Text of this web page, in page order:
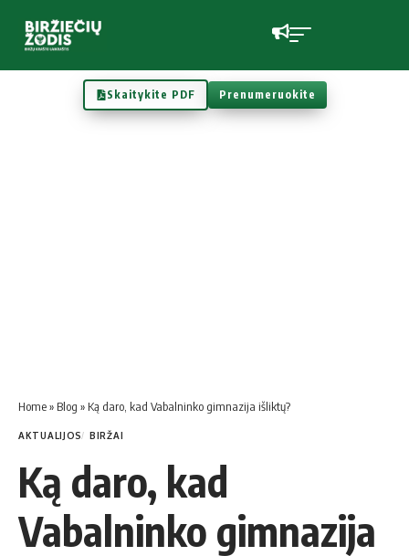
Skaitykite PDF Prenumeruokite
Home» Blog » Ką daro, kad Vabalninko gimnazija išliktų?
AKTUALIJOS BIRŽAI
Ką daro, kad
Vabalninko gimnazija